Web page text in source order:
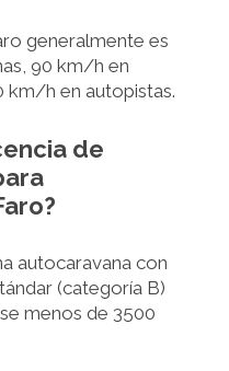
generalmente es
90 km/h en
km/h en autopistas.
de
autocaravana con
(categoría B)
menos de 3500